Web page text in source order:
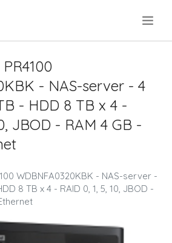
- NAS-server - 4
- HDD 8 TB x 4 -
JBOD - RAM 4 GB -
WDBNFA0320KBK - NAS-server -
8 TB x 4 - RAID 0, 1, 5, 10, JBOD -